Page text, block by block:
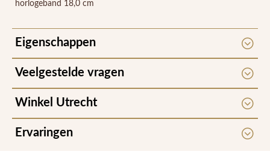
horlogeband 18,0 cm
Eigenschappen
Veelgestelde vragen
Winkel Utrecht
Ervaringen